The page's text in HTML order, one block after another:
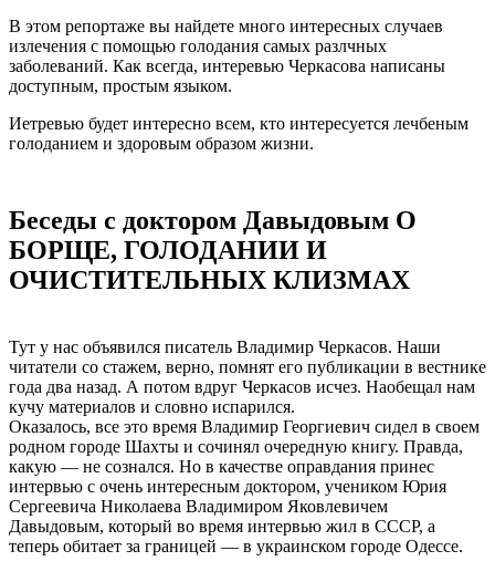
В этом репортаже вы найдете много интересных случаев
излечения с помощью голодания самых разлчных
заболеваний. Как всегда, интеревью Черкасова написаны
доступным, простым языком.
Иетревью будет интересно всем, кто интересуется лечбеным
голоданием и здоровым образом жизни.
Беседы с доктором Давыдовым О
БОРЩЕ, ГОЛОДАНИИ И
ОЧИСТИТЕЛЬНЫХ КЛИЗМАХ
Тут у нас объявился писатель Владимир Черкасов. Наши
читатели со стажем, верно, помнят его публикации в вестнике
года два назад. А потом вдруг Черкасов исчез. Наобещал нам
кучу материалов и словно испарился.
Оказалось, все это время Владимир Георгиевич сидел в своем
родном городе Шахты и сочинял очередную книгу. Правда,
какую — не сознался. Но в качестве оправдания принес
интервью с очень интересным доктором, учеником Юрия
Сергеевича Николаева Владимиром Яковлевичем
Давыдовым, который во время интервью жил в СССР, а
теперь обитает за границей — в украинском городе Одессе.